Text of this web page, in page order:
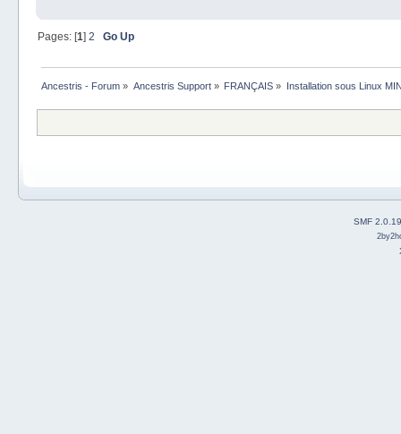
Pages: [1] 2 Go Up
Ancestris - Forum » Ancestris Support» FRANÇAIS » Installation sous Linux
SMF 2.0.19